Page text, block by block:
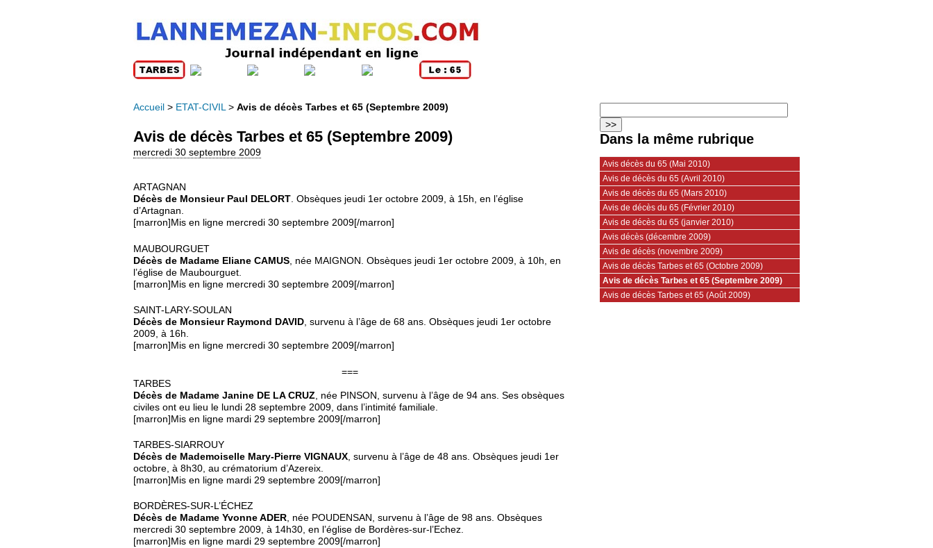
Accueil > ETAT-CIVIL > Avis de décès Tarbes et 65 (Septembre 2009)
Avis de décès Tarbes et 65 (Septembre 2009)
mercredi 30 septembre 2009
ARTAGNAN
Décès de Monsieur Paul DELORT. Obsèques jeudi 1er octobre 2009, à 15h, en l’église
d’Artagnan.
[marron]Mis en ligne mercredi 30 septembre 2009[/marron]
MAUBOURGUET
Décès de Madame Eliane CAMUS , née MAIGNON. Obsèques jeudi 1er octobre 2009, à 10h, en
l’église de Maubourguet.
[marron]Mis en ligne mercredi 30 septembre 2009[/marron]
SAINT-LARY-SOULAN
Décès de Monsieur Raymond DAVID, survenu à l’âge de 68 ans. Obsèques jeudi 1er octobre
2009, à 16h.
[marron]Mis en ligne mercredi 30 septembre 2009[/marron]
===
TARBES
Décès de Madame Janine DE LA CRUZ , née PINSON, survenu à l’âge de 94 ans. Ses obsèques
civiles ont eu lieu le lundi 28 septembre 2009, dans l’intimité familiale.
[marron]Mis en ligne mardi 29 septembre 2009[/marron]
TARBES-SIARROUY
Décès de Mademoiselle Mary-Pierre VIGNAUX , survenu à l’âge de 48 ans. Obsèques jeudi 1er
octobre, à 8h30, au crématorium d’Azereix.
[marron]Mis en ligne mardi 29 septembre 2009[/marron]
BORDÈRES-SUR-L’ÉCHEZ
Décès de Madame Yvonne ADER, née POUDENSAN, survenu à l’âge de 98 ans. Obsèques
mercredi 30 septembre 2009, à 14h30, en l’église de Bordères-sur-l’Echez.
[marron]Mis en ligne mardi 29 septembre 2009[/marron]
Dans la même rubrique
Avis décès du 65 (Mai 2010)
Avis de décès du 65 (Avril 2010)
Avis de décès du 65 (Mars 2010)
Avis de décès du 65 (Février 2010)
Avis de décès du 65 (janvier 2010)
Avis décès (décembre 2009)
Avis de décès (novembre 2009)
Avis de décès Tarbes et 65 (Octobre 2009)
Avis de décès Tarbes et 65 (Septembre 2009)
Avis de décès Tarbes et 65 (Août 2009)